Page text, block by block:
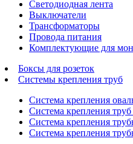
Светодиодная лента
Выключатели
Трансформаторы
Провода питания
Комплектующие для
Боксы для розеток
Системы крепления труб
Система крепления
Система крепления
Система крепления
Система крепления